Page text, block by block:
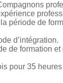
période de
d’intégration.
de formation et
pour 35 heures